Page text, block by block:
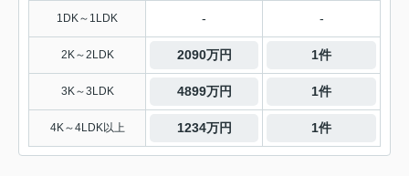
1DK～1LDK - -
2K～2LDK 2090万円 1件
3K～3LDK 4899万円 1件
4K～4LDK以上 1234万円 1件